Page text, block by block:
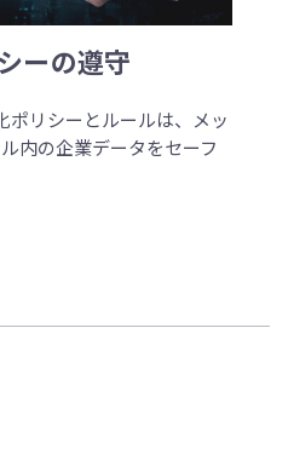
ーの遵守
ポリシーとルールは、メッ
内の企業データをセーフ